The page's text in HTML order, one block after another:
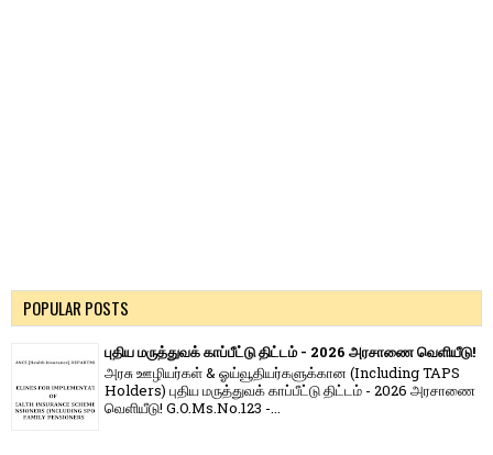
POPULAR POSTS
புதிய மருத்துவக் காப்பீட்டு திட்டம் - 2026 அரசாணை வெளியீடு!
அரசு ஊழியர்கள் & ஓய்வூதியர்களுக்கான (Including TAPS
Holders) புதிய மருத்துவக் காப்பீட்டு திட்டம் - 2026 அரசாணை
வெளியீடு! G.O.Ms.No.123 -...